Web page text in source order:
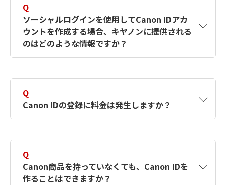
す。詳しい作成方法は【カメラ】Canon IDとは
何ですか？Canon IDの作成方法は？をご確認く
ださい。
Q
ソーシャルログインを使用してCanon IDアカ
ウントを作成する場合、キヤノンに提供される
のはどのような情報ですか？
択したサービスから取得します。アカウントを
簡単に作成できるように、この情報を使用して
Canon IDの登録フォームを入力します。
Q
Canon IDの登録に料金は発生しますか？
Q
Canon商品を持っていなくても、Canon IDを
作ることはできますか？